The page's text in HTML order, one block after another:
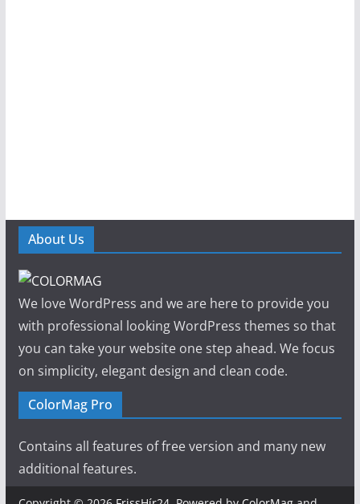
About Us
We love WordPress and we are here to provide you
with professional looking WordPress themes so that
you can take your website one step ahead. We focus
on simplicity, elegant design and clean code.
ColorMag Pro
Contains all features of free version and many new
additional features.